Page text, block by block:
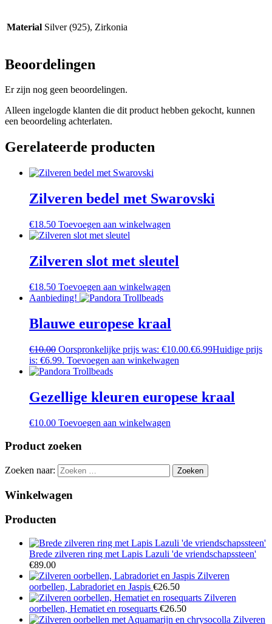
Material Silver (925), Zirkonia
Beoordelingen
Er zijn nog geen beoordelingen.
Alleen ingelogde klanten die dit product hebben gekocht, kunnen
een beoordeling achterlaten.
Gerelateerde producten
Zilveren bedel met Swarovski
€18.50 Toevoegen aan winkelwagen
Zilveren slot met sleutel
€18.50 Toevoegen aan winkelwagen
Aanbieding!
Blauwe europese kraal
€10.00 Oorspronkelijke prijs was: €10.00.€6.99Huidige prijs
is: €6.99. Toevoegen aan winkelwagen
Gezellige kleuren europese kraal
€10.00 Toevoegen aan winkelwagen
Product zoeken
Zoeken naar:
Winkelwagen
Producten
Brede zilveren ring met Lapis Lazuli 'de vriendschapssteen'
€89.00
Zilveren
oorbellen, Labradoriet en Jaspis €26.50
Zilveren
oorbellen, Hematiet en rosequarts €26.50
Zilveren